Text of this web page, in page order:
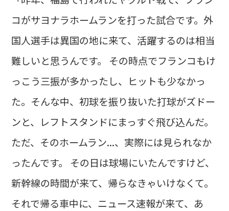
コがサヨナラホームランを打った試合です。外
国人選手は異国の地に来て、活躍するのは相当
難しいと思うんです。 その時点でフランコもけ
っこう三振が多かったし、ヒットも少なかっ
た。そんな中、初球を振り抜いた打球がズドー
ンと、レフトスタンドにまっすぐ飛び込んだ。
ただ、そのホームラン...、実際には見られなか
ったんです。 その日は球場にいたんですけど、
新幹線の時間が来て、帰らなきゃいけなくて。
それで帰る車中に、ニュース速報が来て、あ